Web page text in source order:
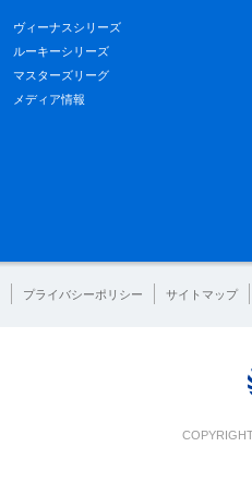
ヴィーナスシリーズ
ルーキーシリーズ
マスターズリーグ
メディア情報
プライバシーポリシー サイトマップ